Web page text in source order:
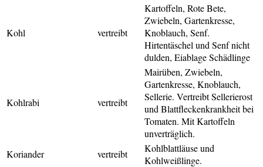
Kohl vertreibt
Kartoffeln, Rote Bete,
Zwiebeln, Gartenkresse,
Knoblauch, Senf.
Hirtentäschel und Senf nicht
dulden, Eiablage Schädlinge
Kohlrabi vertreibt
Mairüben, Zwiebeln,
Gartenkresse, Knoblauch,
Sellerie. Vertreibt Sellerierost
und Blattfleckenkrankheit bei
Tomaten. Mit Kartoffeln
unverträglich.
Koriander
vertreibt
Kohlblattläuse und
Kohlweißlinge.